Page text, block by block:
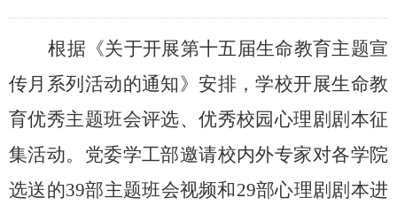
根据《关于开展第十五届生命教育主题宣
传月系列活动的通知》安排，学校开展生命教
育优秀主题班会评选、优秀校园心理剧剧本征
集活动。党委学工部邀请校内外专家对各学院
选送的39部主题班会视频和29部心理剧剧本进